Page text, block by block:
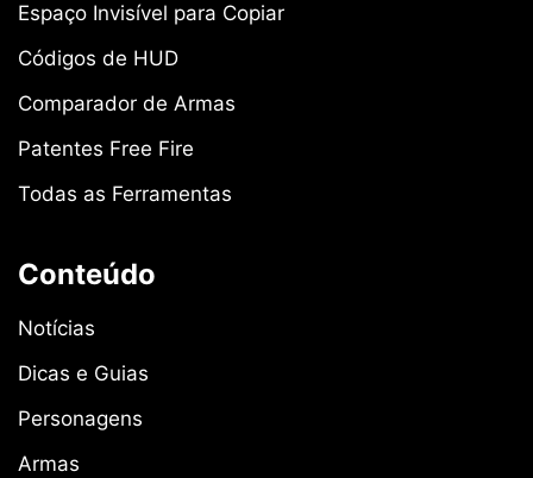
Espaço Invisível para Copiar
Códigos de HUD
Comparador de Armas
Patentes Free Fire
Todas as Ferramentas
Conteúdo
Notícias
Dicas e Guias
Personagens
Armas